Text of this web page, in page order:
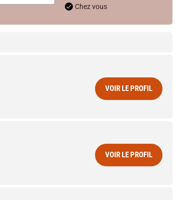
Chez vous
VOIR LE PROFIL
VOIR LE PROFIL